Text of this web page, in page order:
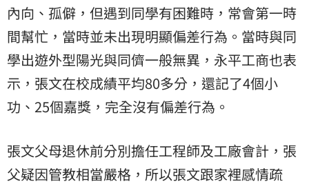
內向、孤僻，但遇到同學有困難時，常會第一時
間幫忙，當時並未出現明顯偏差行為。當時與同
學出遊外型陽光與同儕一般無異，永平工商也表
示，張文在校成績平均80多分，還記了4個小
功、25個嘉獎，完全沒有偏差行為。
張文父母退休前分別擔任工程師及工廠會計，張
父疑因管教相當嚴格，所以張文跟家裡感情疏